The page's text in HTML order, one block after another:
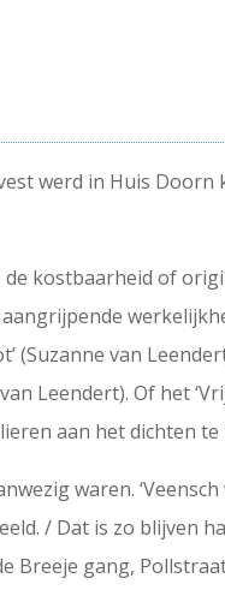
werd in Huis Doorn
de kostbaarheid of
aangrijpende
(Suzanne van
Leendert). Of het
aan het dichten
waren. ‘Veensch
/ Dat is zo blijven
Breeje gang,